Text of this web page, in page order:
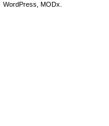
WordPress, MODx.